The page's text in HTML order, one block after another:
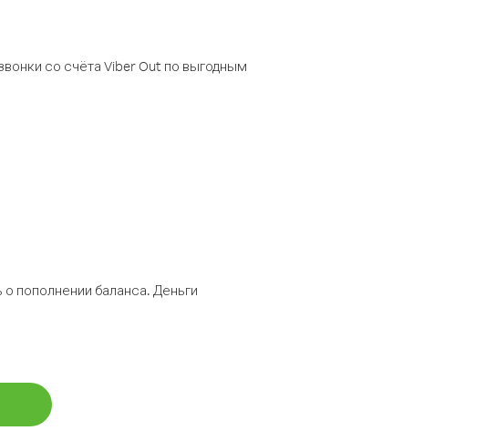
со счёта Viber Out по выгодным
пополнении баланса. Деньги